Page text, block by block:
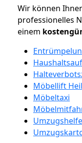
Wir können
professionelles
einem
Möbellift
Möbeltaxi